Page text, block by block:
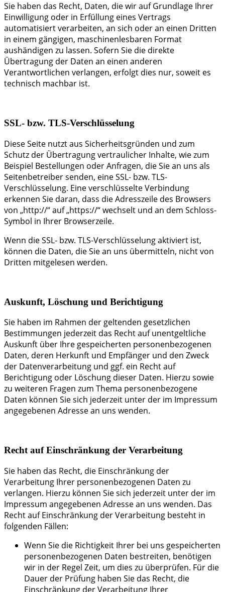
Sie haben das Recht, Daten, die wir auf Grundlage Ihrer
Einwilligung oder in Erfüllung eines Vertrags
automatisiert verarbeiten, an sich oder an einen Dritten
in einem gängigen, maschinenlesbaren Format
aushändigen zu lassen. Sofern Sie die direkte
Übertragung der Daten an einen anderen
Verantwortlichen verlangen, erfolgt dies nur, soweit es
technisch machbar ist.
SSL- bzw. TLS-Verschlüsselung
Diese Seite nutzt aus Sicherheitsgründen und zum
Schutz der Übertragung vertraulicher Inhalte, wie zum
Beispiel Bestellungen oder Anfragen, die Sie an uns als
Seitenbetreiber senden, eine SSL- bzw. TLS-
Verschlüsselung. Eine verschlüsselte Verbindung
erkennen Sie daran, dass die Adresszeile des Browsers
von „http://“ auf „https://“ wechselt und an dem Schloss-
Symbol in Ihrer Browserzeile.
Wenn die SSL- bzw. TLS-Verschlüsselung aktiviert ist,
können die Daten, die Sie an uns übermitteln, nicht von
Dritten mitgelesen werden.
Auskunft, Löschung und Berichtigung
Sie haben im Rahmen der geltenden gesetzlichen
Bestimmungen jederzeit das Recht auf unentgeltliche
Auskunft über Ihre gespeicherten personenbezogenen
Daten, deren Herkunft und Empfänger und den Zweck
der Datenverarbeitung und ggf. ein Recht auf
Berichtigung oder Löschung dieser Daten. Hierzu sowie
zu weiteren Fragen zum Thema personenbezogene
Daten können Sie sich jederzeit unter der im Impressum
angegebenen Adresse an uns wenden.
Recht auf Einschränkung der Verarbeitung
Sie haben das Recht, die Einschränkung der
Verarbeitung Ihrer personenbezogenen Daten zu
verlangen. Hierzu können Sie sich jederzeit unter der im
Impressum angegebenen Adresse an uns wenden. Das
Recht auf Einschränkung der Verarbeitung besteht in
folgenden Fällen:
Wenn Sie die Richtigkeit Ihrer bei uns gespeicherten
personenbezogenen Daten bestreiten, benötigen
wir in der Regel Zeit, um dies zu überprüfen. Für die
Dauer der Prüfung haben Sie das Recht, die
Einschränkung der Verarbeitung Ihrer